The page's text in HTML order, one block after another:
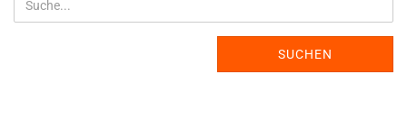
NOCH
SUCHEN